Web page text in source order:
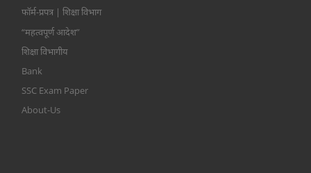
फॉर्म-प्रपत्र | शिक्षा विभाग
“महत्वपूर्ण आदेश”
शिक्षा विभागीय
Bank
SSC Exam Paper
About-Us